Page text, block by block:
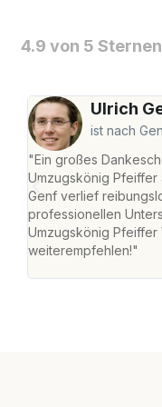
4.9 von 5 Sternen
Ulrich
ist nach
"Ein großes
Umzugskönig Pfeiffer
Genf verlief
professionellen
Umzugskönig
weiterempfehlen!"